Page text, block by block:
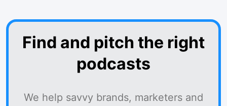
Find and pitch the right
podcasts
We help savvy brands, marketers and